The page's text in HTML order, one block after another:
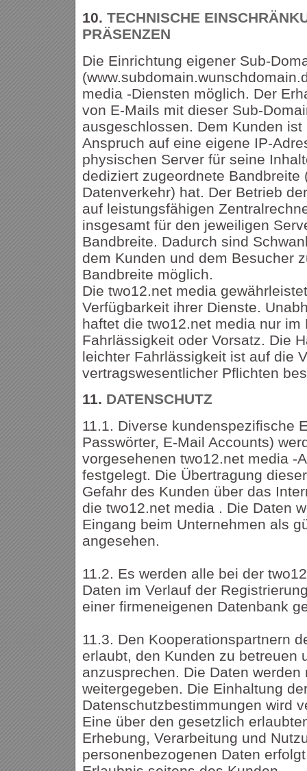
10. TECHNISCHE
PRÄSENZEN
Die Einrichtung eigener Sub-
media -Diensten möglich. Der
von E-Mails mit dieser Sub-
ausgeschlossen. Dem Kunden
Anspruch auf eine eigene IP-
physischen Server für seine
dediziert zugeordnete Bandbreite
Datenverkehr) hat. Der Betrieb
auf leistungsfähigen
insgesamt für den jeweiligen
Bandbreite. Dadurch sind
dem Kunden und dem Besucher
Bandbreite möglich.
Die two12.net media
Verfügbarkeit ihrer Dienste.
haftet die two12.net media nur im
Fahrlässigkeit oder Vorsatz. Die
leichter Fahrlässigkeit ist auf die
vertragswesentlicher Pflichten
11. DATENSCHUTZ
11.1. Diverse kundenspezifische
Passwörter, E-Mail Accounts)
vorgesehenen two12.net media -
festgelegt. Die Übertragung
Gefahr des Kunden über das
die two12.net media . Die Daten
Eingang beim Unternehmen als
angesehen.
11.2. Es werden alle bei der
Daten im Verlauf der
einer firmeneigenen Datenbank
11.3. Den Kooperationspartnern
erlaubt, den Kunden zu betreuen
anzusprechen. Die Daten werden
weitergegeben. Die Einhaltung
Datenschutzbestimmungen wird
Eine über den gesetzlich
Erhebung, Verarbeitung und
personenbezogenen Daten